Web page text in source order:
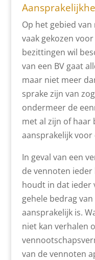
Op het gebied
vaak gekozen
bezittingen wil
van een BV gaat
maar niet meer
sprake zijn van
ondermeer de
met al zijn of haar
aansprakelijk
In geval van een
de vennoten
houdt in dat ieder
gehele bedrag
aansprakelijk is.
niet kan verhalen
van de vennoten